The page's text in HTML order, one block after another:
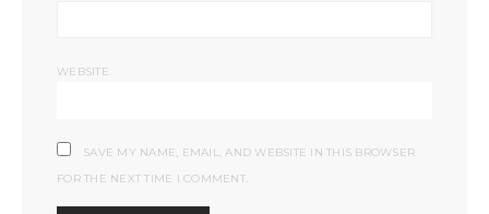
WEBSITE
SAVE MY NAME, EMAIL, AND WEBSITE IN THIS BROWSER
FOR THE NEXT TIME I COMMENT.